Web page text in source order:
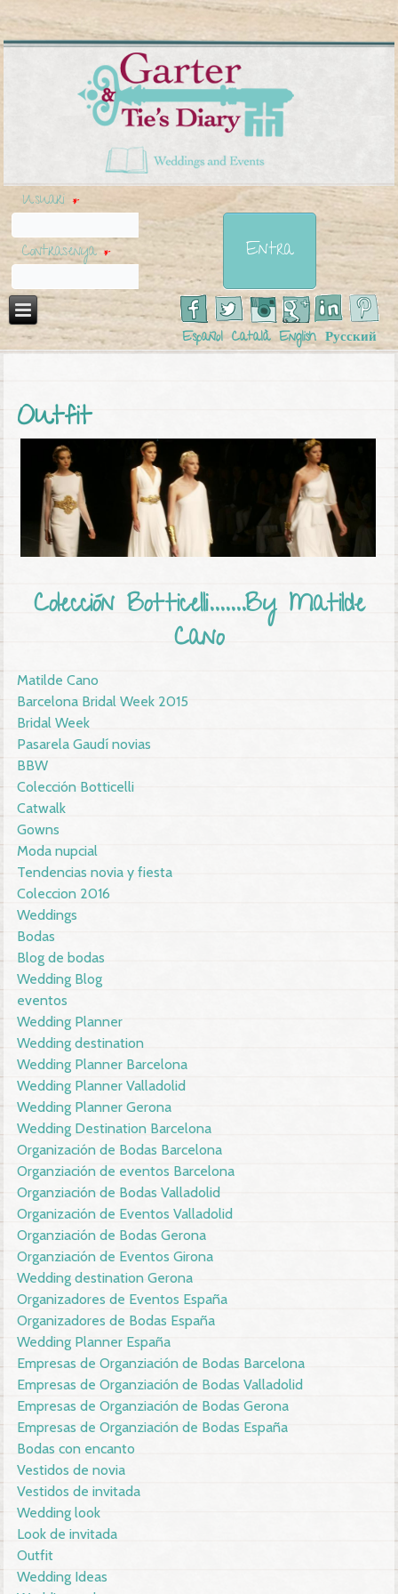
Usuari *
Contrasenya *
Español Català English Русский
Outfit
Colección Botticelli.......By Matilde
Cano
Matilde Cano
Barcelona Bridal Week 2015
Bridal Week
Pasarela Gaudí novias
BBW
Colección Botticelli
Catwalk
Gowns
Moda nupcial
Tendencias novia y fiesta
Coleccion 2016
Weddings
Bodas
Blog de bodas
Wedding Blog
eventos
Wedding Planner
Wedding destination
Wedding Planner Barcelona
Wedding Planner Valladolid
Wedding Planner Gerona
Wedding Destination Barcelona
Organización de Bodas Barcelona
Organziación de eventos Barcelona
Organziación de Bodas Valladolid
Organización de Eventos Valladolid
Organziación de Bodas Gerona
Organziación de Eventos Girona
Wedding destination Gerona
Organizadores de Eventos España
Organizadores de Bodas España
Wedding Planner España
Empresas de Organziación de Bodas Barcelona
Empresas de Organziación de Bodas Valladolid
Empresas de Organziación de Bodas Gerona
Empresas de Organziación de Bodas España
Bodas con encanto
Vestidos de novia
Vestidos de invitada
Wedding look
Look de invitada
Outfit
Wedding Ideas